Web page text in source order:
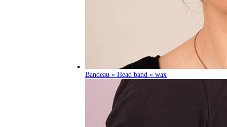
Bandeau « Head band » wax